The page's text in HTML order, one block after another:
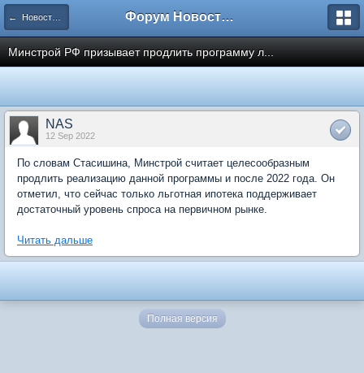
← Новости рынка недвижимости Форум Новостройки
Минстрой РФ призывает продлить программу л...
NAS
12 Sep 2022
По словам Стасишина, Минстрой считает целесообразным
продлить реализацию данной программы и после 2022 года. Он
отметил, что сейчас только льготная ипотека поддерживает
достаточный уровень спроса на первичном рынке.
Читать дальше
Полная версия